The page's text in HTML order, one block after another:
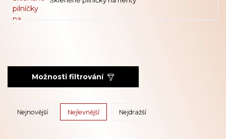
Možnosti filtrování
Nejnovější Nejlevnější Nejdražší